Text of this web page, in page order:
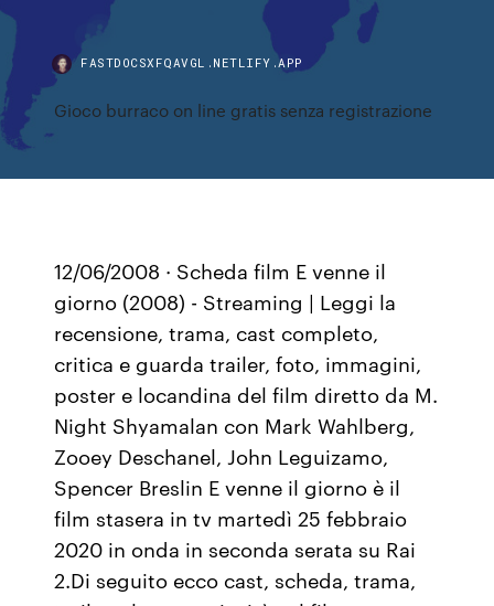
FASTDOCSXFQAVGL.NETLIFY.APP
Gioco burraco on line gratis senza registrazione
12/06/2008 · Scheda film E venne il
giorno (2008) - Streaming | Leggi la
recensione, trama, cast completo,
critica e guarda trailer, foto, immagini,
poster e locandina del film diretto da M.
Night Shyamalan con Mark Wahlberg,
Zooey Deschanel, John Leguizamo,
Spencer Breslin E venne il giorno è il
film stasera in tv martedì 25 febbraio
2020 in onda in seconda serata su Rai
2.Di seguito ecco cast, scheda, trama,